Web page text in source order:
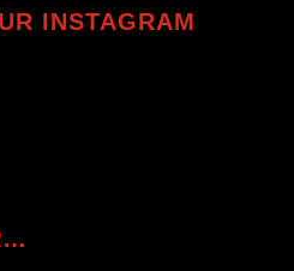
INSTAGRAM